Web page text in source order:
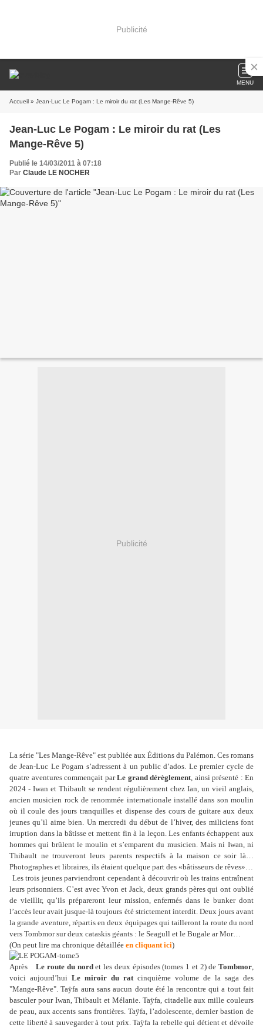
Publicité
MENU
Accueil » Jean-Luc Le Pogam : Le miroir du rat (Les Mange-Rêve 5)
Jean-Luc Le Pogam : Le miroir du rat (Les
Mange-Rêve 5)
Publié le 14/03/2011 à 07:18
Par Claude LE NOCHER
Publicité
La série "Les Mange-Rêve" est publiée aux Éditions du Palémon. Ces romans
de Jean-Luc Le Pogam s’adressent à un public d’ados. Le premier cycle de
quatre aventures commençait parLe grand dérèglement, ainsi présenté : En
2024 - Iwan et Thibault se rendent régulièrement chez Ian, un vieil anglais,
ancien musicien rock de renommée internationale installé dans son moulin
où il coule des jours tranquilles et dispense des cours de guitare aux deux
jeunes qu’il aime bien. Un mercredi du début de l’hiver, des miliciens font
irruption dans la bâtisse et mettent fin à la leçon. Les enfants échappent aux
hommes qui brûlent le moulin et s’emparent du musicien. Mais ni Iwan, ni
Thibault ne trouveront leurs parents respectifs à la maison ce soir là…
Photographes et libraires, ils étaient quelque part des «bâtisseurs de rêves»…
Les trois jeunes parviendront cependant à découvrir où les trains entraînent
leurs prisonniers. C’est avec Yvon et Jack, deux grands pères qui ont oublié
de vieillir, qu’ils prépareront leur mission, enfermés dans le bunker dont
l’accès leur avait jusque-là toujours été strictement interdit. Deux jours avant
la grande aventure, répartis en deux équipages qui tailleront la route du nord
vers Tombmor sur deux cataskis géants : le Seagull et le Bugale ar Mor…
(On peut lire ma chronique détaillée en cliquant ici)
AprèsLe route du nordet les deux épisodes (tomes 1 et 2) deTombmor,
voici aujourd’hui Le miroir du ratcinquième volume de la saga des
"Mange-Rêve". Taÿfa aura sans aucun doute été la rencontre qui a tout fait
basculer pour Iwan, Thibault et Mélanie. Taÿfa, citadelle aux mille couleurs
de peau, aux accents sans frontières. Taÿfa, l’adolescente, dernier bastion de
cette liberté à sauvegarder à tout prix. Taÿfa la rebelle qui détient et dévoile